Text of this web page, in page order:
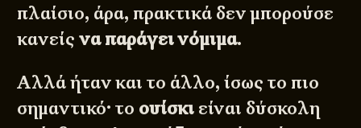
πλαίσιο, άρα, πρακτικά δεν μπορούσε
κανείςνα παράγει νόμιμα.
Αλλά ήταν και το άλλο, ίσως το πιο
σημαντικό· το ουίσκι είναι δύσκολη